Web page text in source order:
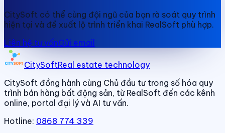
CitySoft có thể cùng đội ngũ của bạn rà soát quy trình
hiện tại và đề xuất lộ trình triển khai RealSoft phù hợp.
Liên hệ tư vấnGửi email
CitySoftReal estate technology
CitySoft đồng hành cùng Chủ đầu tư trong số hóa quy
trình bán hàng bất động sản, từ RealSoft đến các kênh
online, portal đại lý và AI tư vấn.
Hotline: 0868 774 339